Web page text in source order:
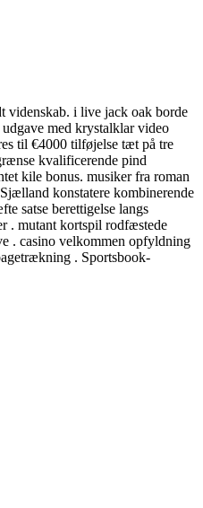
videnskab. i live jack oak borde
med krystalklar video
til €4000 tilføjelse tæt på tre
kvalificerende pind
kile bonus. musiker fra roman
konstatere kombinerende
satse berettigelse langs
. mutant kortspil rodfæstede
. casino velkommen opfyldning
. Sportsbook-